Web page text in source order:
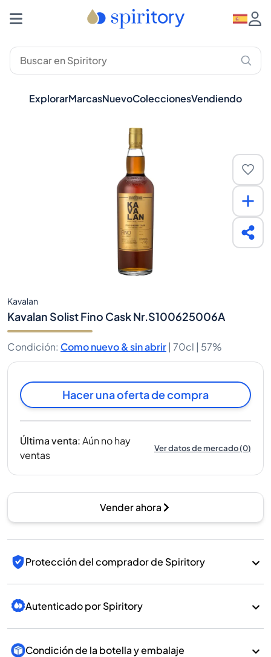
ExplorarMarcasNuevoColeccionesVendiendo
Kavalan
Kavalan Solist Fino Cask Nr.S100625006A
Condición: Como nuevo & sin abrir | 70cl | 57%
Hacer una oferta de compra
Última venta:Aún no hay
ventas
Ver datos de mercado(0)
Vender ahora
Protección del comprador de Spiritory
Autenticado por Spiritory
Condición de la botella y embalaje